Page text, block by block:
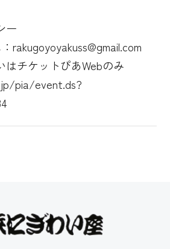
ー
rakugoyoyakuss@gmail.com
チケットぴあWebのみ
pia/event.ds?